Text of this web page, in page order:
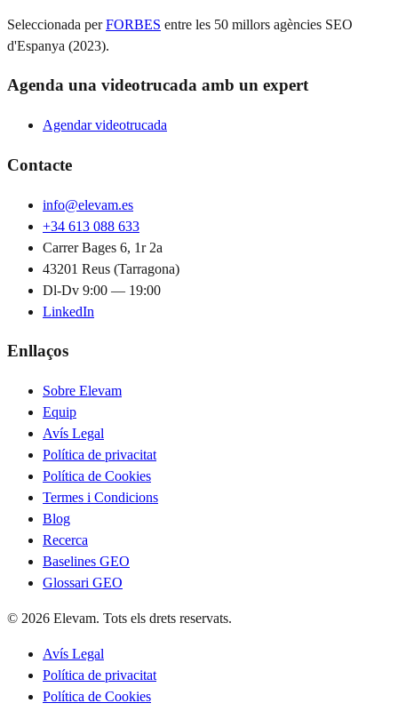
Seleccionada per FORBES entre les 50 millors agències SEO
d'Espanya (2023).
Agenda una videotrucada amb un expert
Agendar videotrucada
Contacte
info@elevam.es
+34 613 088 633
Carrer Bages 6, 1r 2a
43201 Reus (Tarragona)
Dl-Dv 9:00 — 19:00
LinkedIn
Enllaços
Sobre Elevam
Equip
Avís Legal
Política de privacitat
Política de Cookies
Termes i Condicions
Blog
Recerca
Baselines GEO
Glossari GEO
© 2026 Elevam. Tots els drets reservats.
Avís Legal
Política de privacitat
Política de Cookies